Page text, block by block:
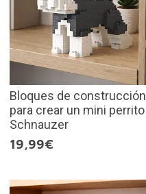
Bloques de construcción
para crear un mini perrito
Schnauzer
19,99€